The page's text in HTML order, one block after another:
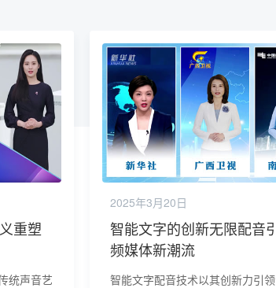
重塑
统声音艺
2025年3月20日
智能文字的创新无限配音
频媒体新潮流
智能文字配音技术以其创新力引